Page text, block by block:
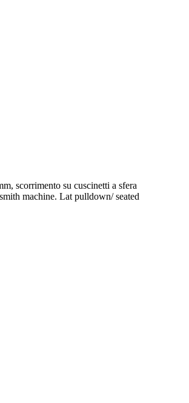
scorrimento su cuscinetti a sfera
machine. Lat pulldown/ seated